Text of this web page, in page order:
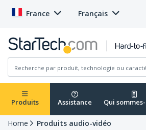
France Français
Produits Assistance Qui
Home Produits audio-vidéo